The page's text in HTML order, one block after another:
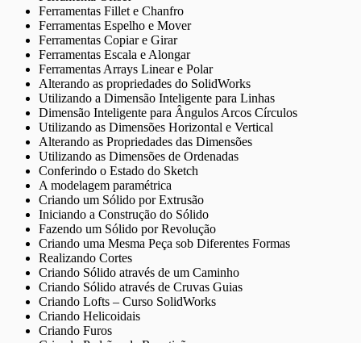
Ferramentas Fillet e Chanfro
Ferramentas Espelho e Mover
Ferramentas Copiar e Girar
Ferramentas Escala e Alongar
Ferramentas Arrays Linear e Polar
Alterando as propriedades do SolidWorks
Utilizando a Dimensão Inteligente para Linhas
Dimensão Inteligente para Ângulos Arcos Círculos
Utilizando as Dimensões Horizontal e Vertical
Alterando as Propriedades das Dimensões
Utilizando as Dimensões de Ordenadas
Conferindo o Estado do Sketch
A modelagem paramétrica
Criando um Sólido por Extrusão
Iniciando a Construção do Sólido
Fazendo um Sólido por Revolução
Criando uma Mesma Peça sob Diferentes Formas
Realizando Cortes
Criando Sólido através de um Caminho
Criando Sólido através de Cruvas Guias
Criando Lofts – Curso SolidWorks
Criando Helicoidais
Criando Furos